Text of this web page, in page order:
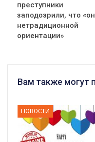
преступники
заподозрили, что «он
нетрадиционной
ориентации»
Вам также могут
НОВОСТИ